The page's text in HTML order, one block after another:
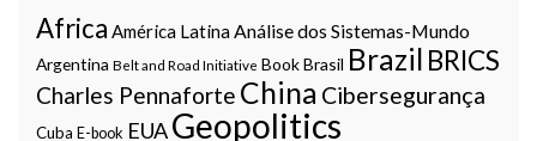
Africa América LatinaAnálise dos Sistemas-Mundo
Argentina Belt and Road Initiative BookBrasil Brazil BRICS
Charles Pennaforte China Cibersegurança
Cuba E-book EUAGeopolitics